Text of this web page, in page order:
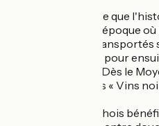
C'est au XIVe siècle que
commencé, à une époque
Les vins étaient transportés
port de Bordeaux, pour
l'Europe du Nord. Dès le
étaient appelés les « Vins
L'Appellation Brulhois